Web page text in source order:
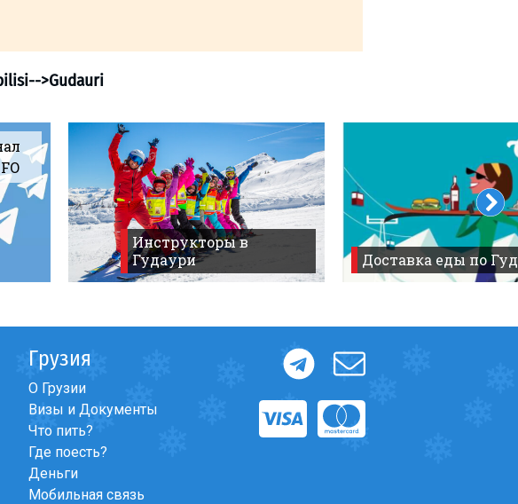
на трансфер Tbilisi-->Gudauri
Инструкторы в
Гудаури
Доставка еды по
Грузия
О Грузии
Визы и Документы
Что пить?
Где поесть?
Деньги
Мобильная связь